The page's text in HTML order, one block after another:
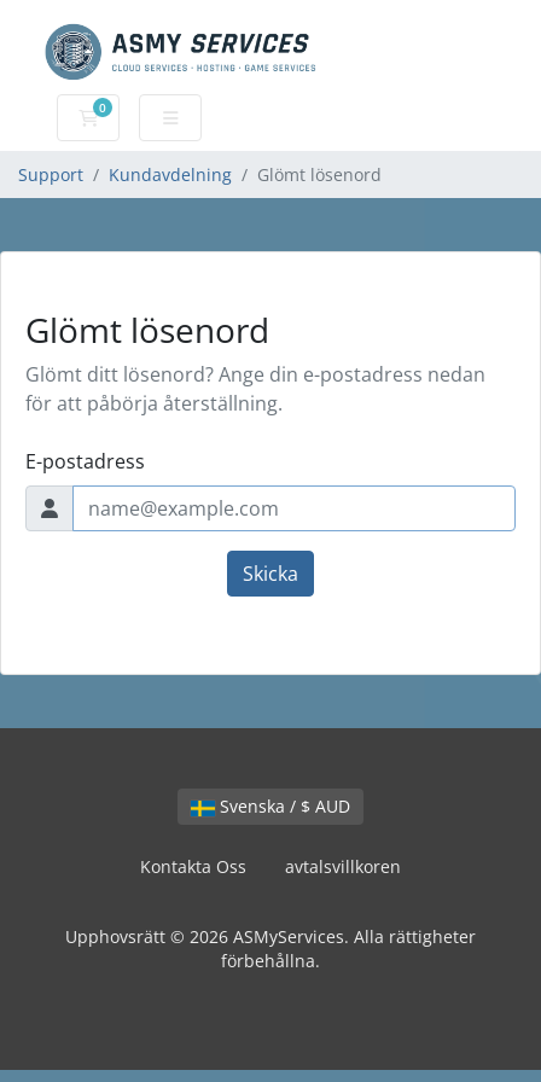
0
Kundvagn
Support Kundavdelning Glömt lösenord
Glömt lösenord
Glömt ditt lösenord? Ange din e-postadress nedan
för att påbörja återställning.
E-postadress
Skicka
Svenska / $ AUD
Kontakta Oss avtalsvillkoren
Upphovsrätt © 2026 ASMyServices. Alla rättigheter
förbehållna.